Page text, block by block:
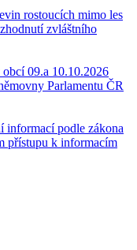
rostoucích mimo les
zvláštního
09.a 10.10.2026
Parlamentu ČR
informací podle zákona
přístupu k informacím